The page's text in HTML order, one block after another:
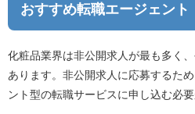
おすすめ転職エージェント
化粧品業界は非公開求人が最も多く
あります。非公開求人に応募するた
ント型の転職サービスに申し込む必要